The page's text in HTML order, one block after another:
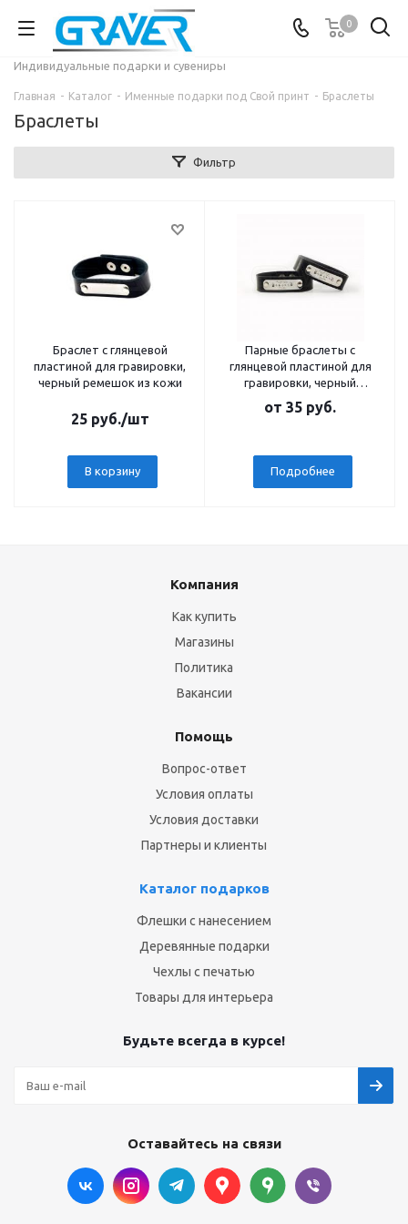
0
Индивидуальные подарки и сувениры
Главная - Каталог - Именные подарки под Свой принт - Браслеты
Браслеты
Фильтр
Браслет с глянцевой
пластиной для гравировки,
черный ремешок из кожи
25руб./шт
В корзину
Парные браслеты с
глянцевой пластиной для
гравировки, черный
ремешок из кожи
от 35 руб.
Подробнее
Компания
Как купить
Магазины
Политика
Вакансии
Помощь
Вопрос-ответ
Условия оплаты
Условия доставки
Партнеры и клиенты
Каталог подарков
Флешки с нанесением
Деревянные подарки
Чехлы с печатью
Товары для интерьера
Будьте всегда в курсе!
Оставайтесь на связи